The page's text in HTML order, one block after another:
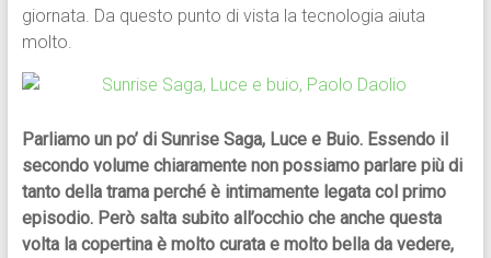
giornata. Da questo punto di vista la tecnologia aiuta
molto.
Parliamo un po’ di Sunrise Saga, Luce e Buio. Essendo il
secondo volume chiaramente non possiamo parlare più di
tanto della trama perché è intimamente legata col primo
episodio. Però salta subito all’occhio che anche questa
volta la copertina è molto curata e molto bella da vedere,